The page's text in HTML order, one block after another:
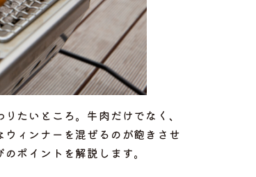
たいところ。牛肉だけでなく、
ィンナーを混ぜるのが飽きさせ
ポイントを解説します。